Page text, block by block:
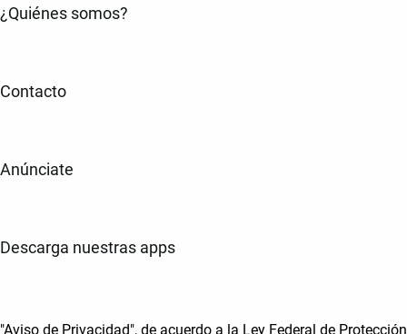
¿Quiénes somos?
Contacto
Anúnciate
Descarga nuestras apps
"Aviso de Privacidad", de acuerdo a la Ley Federal de Protección